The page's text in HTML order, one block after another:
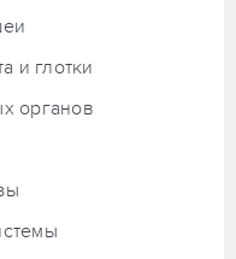
и глотки
органов